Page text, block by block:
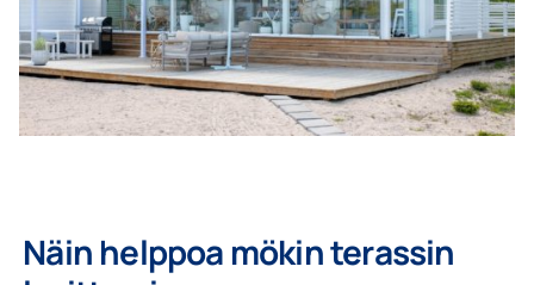
Näin helppoa mökin terassin